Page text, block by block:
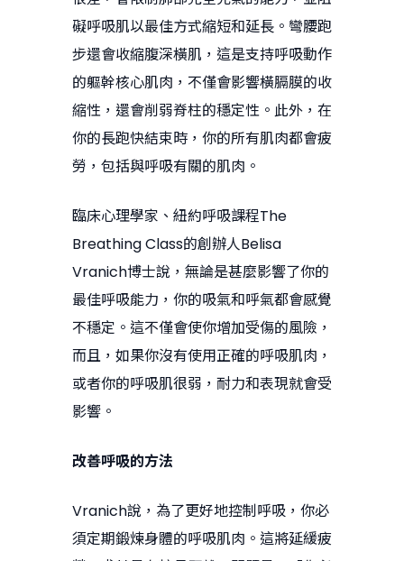
礙呼吸肌以最佳方式縮短和延長。彎腰跑
步還會收縮腹深橫肌，這是支持呼吸動作
的軀幹核心肌肉，不僅會影響橫膈膜的收
縮性，還會削弱脊柱的穩定性。此外，在
你的長跑快結束時，你的所有肌肉都會疲
勞，包括與呼吸有關的肌肉。
臨床心理學家、紐約呼吸課程The
Breathing Class的創辦人Belisa
Vranich博士說，無論是甚麼影響了你的
最佳呼吸能力，你的吸氣和呼氣都會感覺
不穩定。這不僅會使你增加受傷的風險，
而且，如果你沒有使用正確的呼吸肌肉，
或者你的呼吸肌很弱，耐力和表現就會受
影響。
改善呼吸的方法
Vranich說，為了更好地控制呼吸，你必
須定期鍛煉身體的呼吸肌肉。這將延緩疲